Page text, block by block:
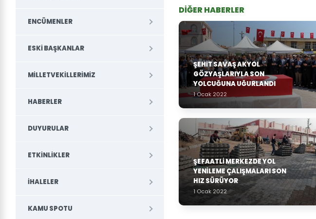
DİĞER HABERLER
ŞEHİT SAVAŞ AKYOL
GÖZYAŞLARIYLA SON
YOLCUĞUNA UĞURLANDI
1 Ocak 2022
ŞEFAATLİ MERKEZDE YOL
YENİLEME ÇALIŞMALARI SON
HIZ SÜRÜYOR
1 Ocak 2022
ENCÜMENLER
ESKI BAŞKANLAR
MILLETVEKILLERIMIZ
HABERLER
DUYURULAR
ETKINLIKLER
İHALELER
KAMU SPOTU